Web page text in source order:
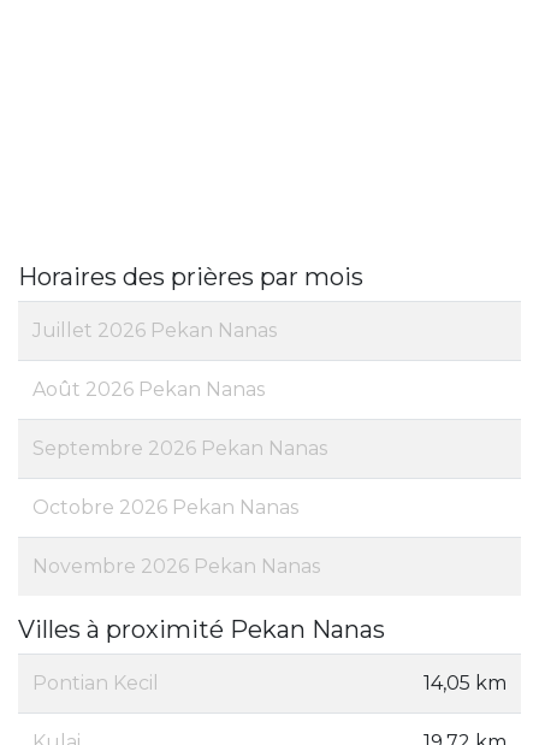
Horaires des prières par mois
Juillet 2026 Pekan Nanas
Août 2026 Pekan Nanas
Septembre 2026 Pekan Nanas
Octobre 2026 Pekan Nanas
Novembre 2026 Pekan Nanas
Villes à proximité Pekan Nanas
Pontian Kecil 14,05 km